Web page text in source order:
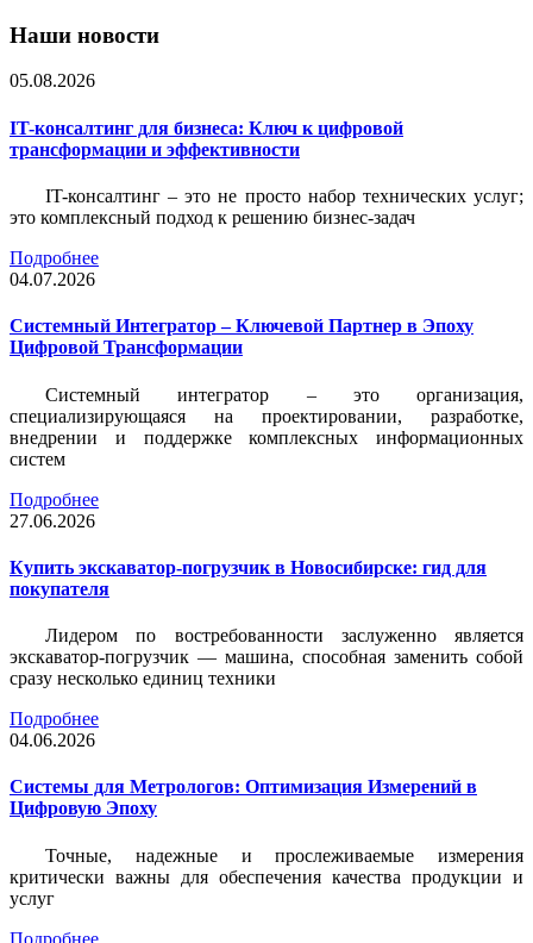
Наши новости
05.08.2026
IT-консалтинг для бизнеса: Ключ к цифровой
трансформации и эффективности
IT-консалтинг – это не просто набор технических услуг;
это комплексный подход к решению бизнес-задач
Подробнее
04.07.2026
Системный Интегратор – Ключевой Партнер в Эпоху
Цифровой Трансформации
Системный интегратор – это организация,
специализирующаяся на проектировании, разработке,
внедрении и поддержке комплексных информационных
систем
Подробнее
27.06.2026
Купить экскаватор-погрузчик в Новосибирске: гид для
покупателя
Лидером по востребованности заслуженно является
экскаватор-погрузчик — машина, способная заменить собой
сразу несколько единиц техники
Подробнее
04.06.2026
Системы для Метрологов: Оптимизация Измерений в
Цифровую Эпоху
Точные, надежные и прослеживаемые измерения
критически важны для обеспечения качества продукции и
услуг
Подробнее